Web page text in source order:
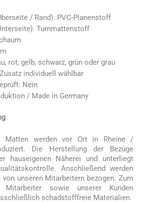
/ Rand): PVC-Planenstoff
Turnmattenstoff
rot, gelb, schwarz, grün oder grau
individuell wählbar
Nein
/ Made in Germany
Matten werden vor Ort in Rheine /
Die Herstellung der Bezüge
hauseigenen Näherei und unterliegt
Anschließend werden
von unseren Mitarbeitern bezogen. Zum
Mitarbeiter sowie unserer Kunden
schadstofffreie Materialien.